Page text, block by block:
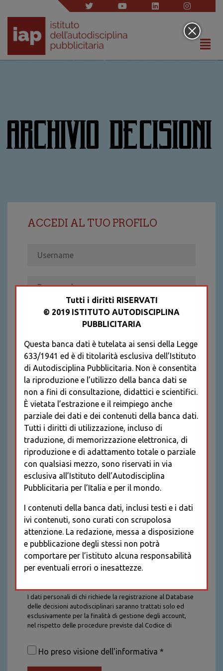
ARCHIVIO DECISIONI
ACCEDI AL TUO PROFILO
Recupera password
REGISTRATI
* I CAMPI CONTRASSEGNATI SONO
OBBLIGATORI
I dati personali di chi richiede la registrazione al Database
delle decisioni autodisciplinari saranno trattati solo ed
esclusivamente per la finalità di gestione degli account,
nel rispetto delle procedure previste dal Codice di
saranno trattati con tutte le cautele richieste dalla legge e
saranno conservati per la durata stabilita caso per caso
Ho preso visione dell'informativa *
Tutti i diritti RISERVATI
© 2019 ISTITUTO AUTODISCIPLINA
PUBBLICITARIA
Questa banca dati è tutelata ai sensi della Legge
633/1941 ed è di titolarità esclusiva dell’Istituto
di Autodisciplina Pubblicitaria. Non è consentita
la riproduzione e l’utilizzo della banca dati se
non a fini di consultazione, didattici e scientifici.
È vietata l’estrazione e il reimpiego anche
parziale dei dati e dei contenuti della banca dati.
Tutti i diritti di utilizzazione, incluso di
traduzione, di memorizzazione elettronica, di
riproduzione e di adattamento totale o parziale
con qualsiasi mezzo, sono riservati in via
esclusiva all’Istituto dell’Autodisciplina
Pubblicitaria per l’Italia e per il mondo.
I contenuti della banca dati, inclusi testi e i dati
ivi contenuti, sono curati con scrupolosa
attenzione. La redazione, messa a disposizione
e pubblicazione degli stessi non potrà
comportare per l’istituto alcuna responsabilità
per eventuali errori o inesattezze.